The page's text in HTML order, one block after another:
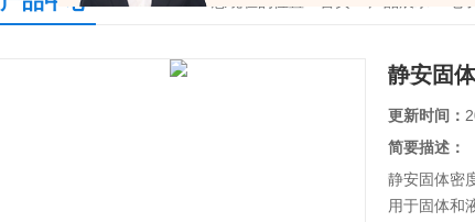
静安固
更新时间：
简要描述：
静安固体密
用于固体和